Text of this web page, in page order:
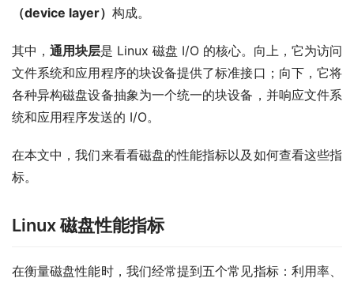
（device layer） 构成。
其中， 通用块层是 Linux 磁盘 I/O 的核心。向上，它为访问
文件系统和应用程序的块设备提供了标准接口；向下，它将
各种异构磁盘设备抽象为一个统一的块设备，并响应文件系
统和应用程序发送的 I/O。
在本文中，我们来看看磁盘的性能指标以及如何查看这些指
标。
Linux 磁盘性能指标
在衡量磁盘性能时，我们经常提到五个常见指标：利用率、